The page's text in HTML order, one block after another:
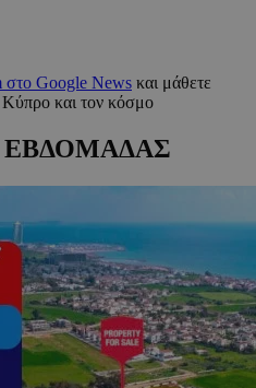
στο Google News και μάθετε
Κύπρο και τον κόσμο
ΕΒΔΟΜΑΔΑΣ